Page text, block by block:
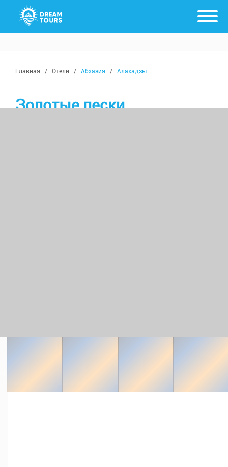
Главная / Отели / Абхазия / Алахадзы
Золотые пески